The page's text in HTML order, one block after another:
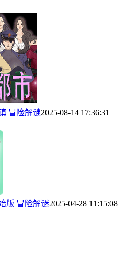
冒险解谜2025-08-14 17:36:31
版 冒险解谜2025-04-28 11:15:08